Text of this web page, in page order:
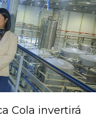
Cola invertirá